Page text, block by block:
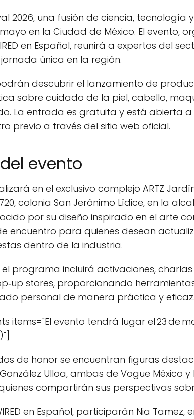
2026, una fusión de ciencia,
en la Ciudad de México. El evento,
en Español, reunirá a expertos del
única en la región.
descubrir el lanzamiento de
sobre cuidado de la piel, cabello,
La entrada es gratuita y está abierta a
previo a través del sitio web oficial.
evento
en el exclusivo complejo ARTZ
colonia San Jerónimo Lídice, en la
por su diseño inspirado en el arte
encuentro para quienes desean
dentro de la industria.
programa incluirá activaciones,
stores, proporcionando
personal de manera práctica y eficaz.
items="El evento tendrá lugar el 23 de
de honor se encuentran figuras
Ulloa, ambas de Vogue México
compartirán sus perspectivas
en Español, participarán Nia